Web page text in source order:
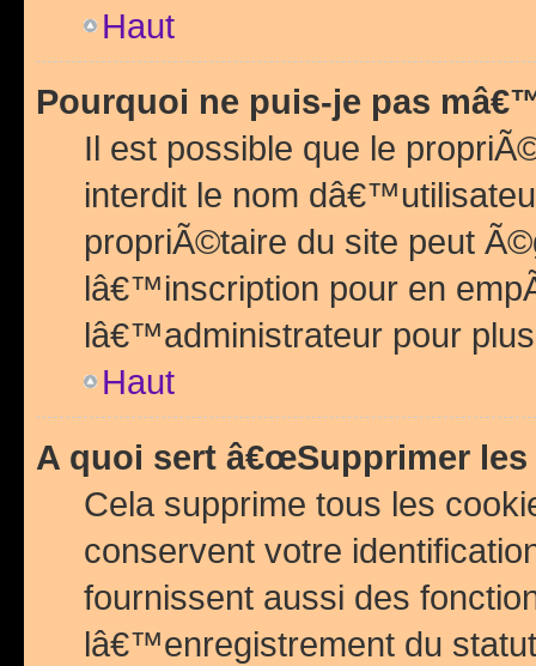
Haut
Pourquoi ne puis-je pas
Il est possible que le
interdit le nom
propriÃ©taire du site peut
lâ€™inscription pour en
lâ€™administrateur pour
Haut
A quoi sert â€œSupprimer les
Cela supprime tous les
conservent votre
fournissent aussi des
lâ€™enregistrement du